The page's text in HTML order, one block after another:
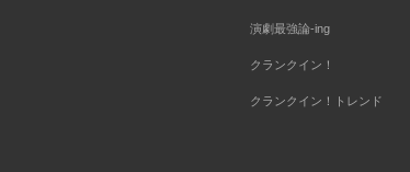
演劇最強論-ing
クランクイン！
クランクイン！トレンド